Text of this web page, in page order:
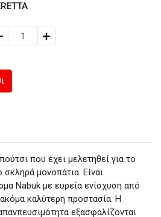
που έχει μελετηθεί για το
σκληρά μονοπάτια. Είναι
Nabuk με ευρεία ενίσχυση από
καλύτερη προστασία. Η
εξασφαλίζονται